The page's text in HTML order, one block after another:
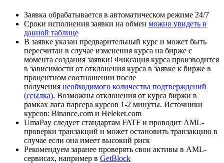
Заявка обрабатывается в автоматическом режиме 24/7
Сроки исполнения заявки на обмен можно увидеть в
данной таблице
В заявке указан предварительный курс и может быть
пересчитан в случае изменения курса на бирже с
момента создания заявки! Фиксация курса производится
в зависимости от отклонения курса в заявке к бирже в
процентном соотношении после
получения необходимого количества подтверждений
(ссылка). Возможны отклонения от курса биржи в
рамках лага парсера курсов 1-2 минуты. Источники
курсов: Binance.com и Heleket.com
UmaPay следует стандартам FATF и проводит AML-
проверки транзакций и может остановить транзакцию в
случае если она имеет высокий риск
Рекомендуем заранее проверять свои активы в AML-
сервисах, например в GetBlock